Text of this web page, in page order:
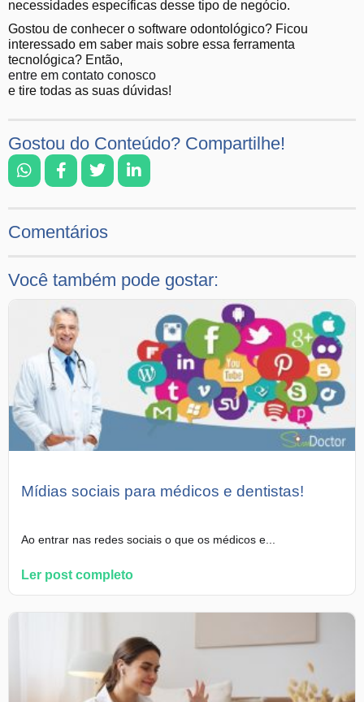
necessidades específicas desse tipo de negócio.
Gostou de conhecer o software odontológico? Ficou
interessado em saber mais sobre essa ferramenta
tecnológica? Então,
entre em contato conosco
e tire todas as suas dúvidas!
Gostou do Conteúdo? Compartilhe!
Comentários
Você também pode gostar:
Mídias sociais para médicos e dentistas!
Ao entrar nas redes sociais o que os médicos e...
Ler post completo